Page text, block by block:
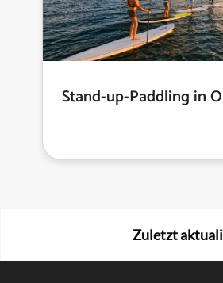
Stand-up-Paddling in
Zuletzt